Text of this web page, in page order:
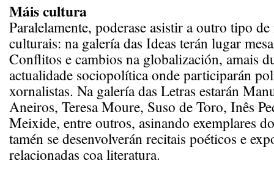
Máis cultura
Paralelamente, poderase asistir a outro tipo
culturais: na galería das Ideas terán lugar
Conflitos e cambios na globalización, amais
actualidade sociopolítica onde participarán
xornalistas. Na galería das Letras estarán
Aneiros, Teresa Moure, Suso de Toro, Inês
Meixide, entre outros, asinando exemplares
tamén se desenvolverán recitais poéticos e
relacionadas coa literatura.